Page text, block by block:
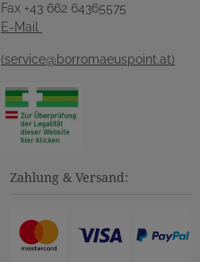
Fax +43 662 64365575
E-Mail
(service@borromaeuspoint.at)
Zahlung & Versand: